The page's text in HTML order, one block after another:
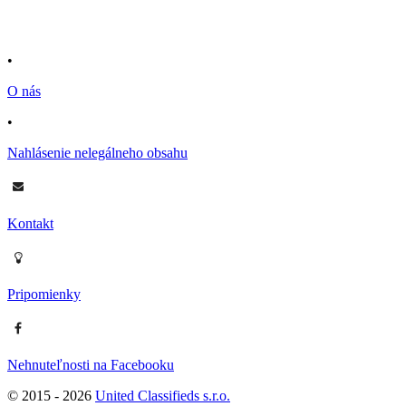
•
O nás
•
Nahlásenie nelegálneho obsahu
Kontakt
Pripomienky
Nehnuteľnosti na Facebooku
© 2015 - 2026 United Classifieds s.r.o.